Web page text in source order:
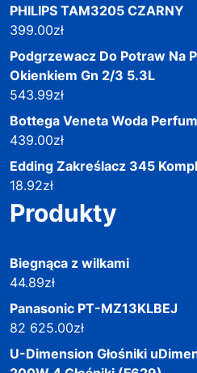
PHILIPS TAM3205 CZARNY
399.00zł
Podgrzewacz Do Potraw Na
Okienkiem Gn 2/3 5.3L
543.99zł
Bottega Veneta Woda
439.00zł
Edding Zakreślacz 345
18.92zł
Produkty
Biegnąca z wilkami
44.89zł
Panasonic PT-MZ13KLBEJ
82 625.00zł
U-Dimension Głośniki